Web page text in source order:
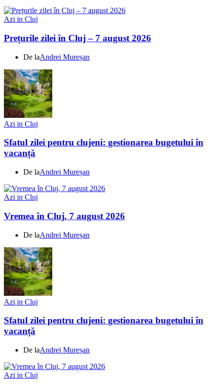
Azi in Cluj
Prețurile zilei în Cluj – 7 august 2026
De laAndrei Mureșan
Azi in Cluj
Sfatul zilei pentru clujeni: gestionarea bugetului în
vacanță
De laAndrei Mureșan
Azi in Cluj
Vremea în Cluj, 7 august 2026
De laAndrei Mureșan
Azi in Cluj
Sfatul zilei pentru clujeni: gestionarea bugetului în
vacanță
De laAndrei Mureșan
Azi in Cluj